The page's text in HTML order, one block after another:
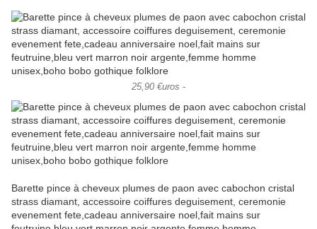
25,90 €uros -
Barette pince à cheveux plumes de paon avec cabochon cristal
strass diamant, accessoire coiffures deguisement, ceremonie
evenement fete,cadeau anniversaire noel,fait mains sur